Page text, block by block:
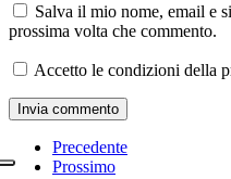
Salva il mio nome, email e
prossima volta che commento.
Accetto le condizioni della
Precedente
Prossimo